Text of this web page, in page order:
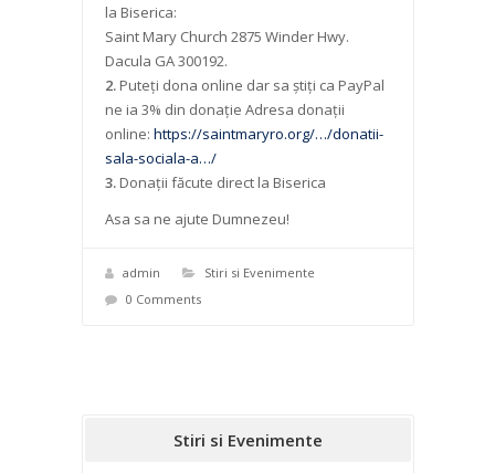
la Biserica:
Saint Mary Church 2875 Winder Hwy.
Dacula GA 300192.
2.Puteți dona online dar sa știți ca PayPal
ne ia 3% din donație Adresa donații
online: https://saintmaryro.org/…/donatii-
sala-sociala-a…/
3.Donații făcute direct la Biserica
Asa sa ne ajute Dumnezeu!
admin
Stiri si Evenimente
0 Comments
Stiri si Evenimente